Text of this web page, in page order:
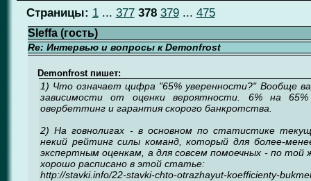
Страницы: 1... 377 378 379... 475
Sleffa (гость)
Re: Интервью и вопросы к Demonfrost
Demonfrost пишет:
1) Что означает цифра "65% уверенности?" Вообще
зависимости от оценки вероятности. 6% на
овербеттинг и гарантия скорого банкротства.
2) На говнолигах - в основном по статистике
некий рейтинг силы команд, который для более-
экспертным оценкам, а для совсем помоечных - по
хорошо расписано в этой статье:
http://stavki.info/22-stavki-chto-otrazhayut-koefficienty-